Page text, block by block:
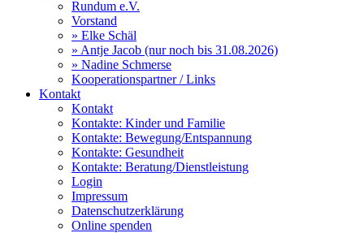
Rundum e.V.
Vorstand
» Elke Schäl
» Antje Jacob (nur noch bis 31.08.2026)
» Nadine Schmerse
Kooperationspartner / Links
Kontakt
Kontakt
Kontakte: Kinder und Familie
Kontakte: Bewegung/Entspannung
Kontakte: Gesundheit
Kontakte: Beratung/Dienstleistung
Login
Impressum
Datenschutzerklärung
Online spenden